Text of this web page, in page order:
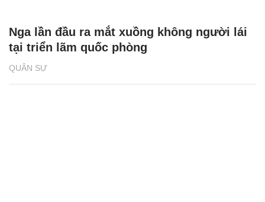
QUÂN SỰ
Nga lần đầu ra mắt xuồng không người lái
tại triển lãm quốc phòng